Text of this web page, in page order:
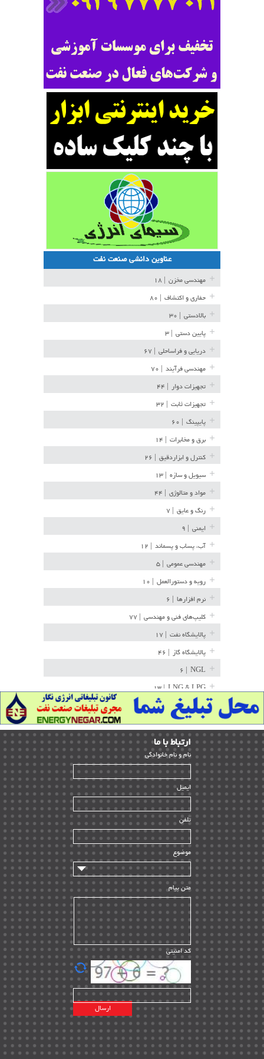
عناوین دانشی صنعت نفت
مهندسی مخزن
حفاری و اکتشاف
بالادستی
پایین دستی
دریایی و فراساحلی
مهندسی فرآیند
تجهیزات دوار
تجهیزات ثابت
پایپینگ
برق و مخابرات
کنترل و ابزاردقیق
سیویل و سازه
مواد و متالوژی
رنگ و عایق
ایمنی
آب، پساب و پسماند
مهندسی عمومی
رویه و دستورالعمل
نرم افزارها
کلیپ‌های فنی و مهندسی
پالایشگاه نفت
پالایشگاه گاز
NGL
LNG & LPG | ۱۳
خط لوله | ۳۶
مخازن ذخیره | ۱۵
پتروشیمی | ۱۴
بازرسی و QC | ۱۵
HSE | ۳۹
ساخت و نصب | ۱۲
راه اندازی | ۹
سازندگان و تامین کنندگان | ۱۰
تامین مالی و سرمایه گذاری | ۳۲
ماشین آلات
مدیریت پروژه
مدیریت دانش
مدیریت سازمانی و عمومی | ۲
تأمین کالا | ۱۳
EPC | ۲۰
پیمانکاران بین المللی | ۸
اطلاعات انرژی کشورها | ۱۴
پروژه های خارجی | ۱۵
نقشه های نفت و گاز خارجی | ۱۰
شرکت های نفتی | ۱۴
ارﺗﺒﺎط ﺑﺎ ما
ﻧﺎم و ﻧﺎم ﺧﺎﻧﻮادﮔﻰ
ایمیل
تلفن
موضوع
متن پیام
کد امنیتی